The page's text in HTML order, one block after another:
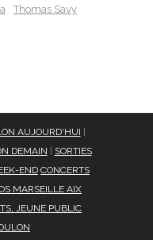
Thomas Savy
AUJOURD'HUI
DEMAIN
SORTIES
END CONCERTS
MARSEILLE AIX
JEUNE PUBLIC